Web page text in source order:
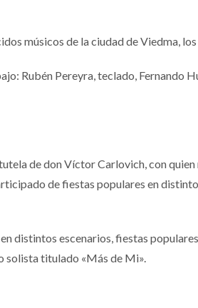
músicos de la ciudad de Viedma,
Rubén Pereyra, teclado, Fernando
de don Víctor Carlovich, con
de fiestas populares en
distintos escenarios, fiestas
solista titulado «Más de Mi».